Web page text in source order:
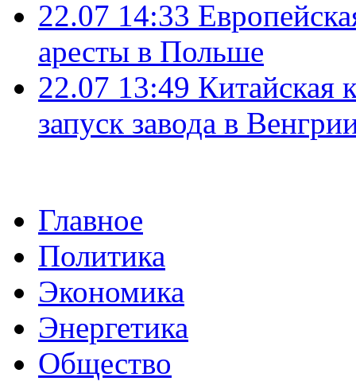
22.07 14:33
аресты в Польше
22.07 13:49 Китайская
запуск завода в
Главное
Политика
Экономика
Энергетика
Общество